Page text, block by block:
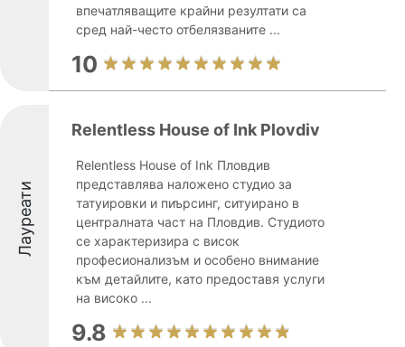
впечатляващите крайни резултати са
сред най-често отбелязваните ...
10
Лауреати
Relentless House of Ink Plovdiv
Relentless House of Ink Пловдив
представлява наложено студио за
татуировки и пиърсинг, ситуирано в
централната част на Пловдив. Студиото
се характеризира с висок
професионализъм и особено внимание
към детайлите, като предоставя услуги
на високо ...
9.8